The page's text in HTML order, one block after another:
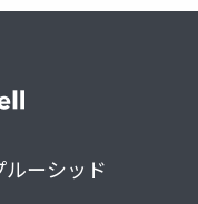
ーシッド